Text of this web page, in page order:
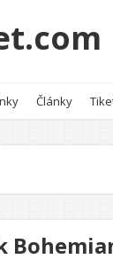
Články